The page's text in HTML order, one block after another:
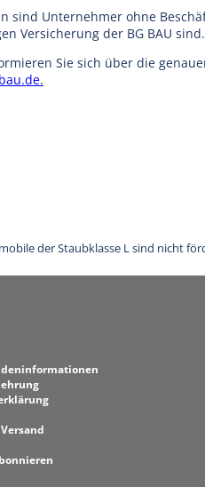
sind Unternehmer ohne
Versicherung der BG BAU sind.
Sie sich über die
der Staubklasse L sind nicht